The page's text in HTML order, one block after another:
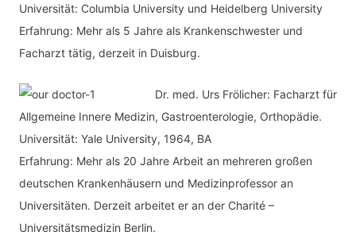
Universität: Columbia University und Heidelberg University
Erfahrung: Mehr als 5 Jahre als Krankenschwester und
Facharzt tätig, derzeit in Duisburg.
Dr. med. Urs Frölicher: Facharzt für
Allgemeine Innere Medizin, Gastroenterologie, Orthopädie.
Universität: Yale University, 1964, BA
Erfahrung: Mehr als 20 Jahre Arbeit an mehreren großen
deutschen Krankenhäusern und Medizinprofessor an
Universitäten. Derzeit arbeitet er an der Charité –
Universitätsmedizin Berlin.